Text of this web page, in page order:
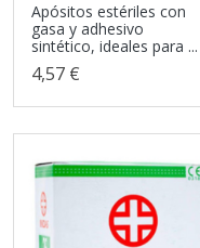
Apósitos estériles con
gasa y adhesivo
sintético, ideales para ...
4,57 €